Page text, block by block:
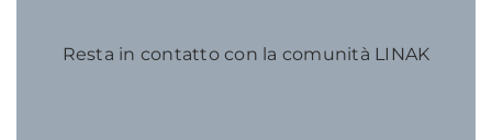
Resta in contatto con la comunità LINAK